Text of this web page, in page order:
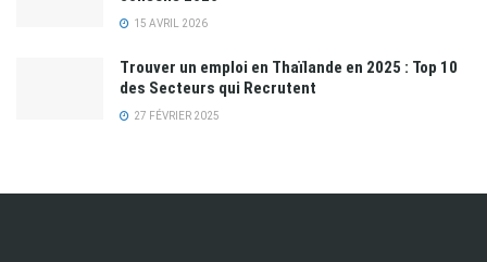
15 AVRIL 2026
Trouver un emploi en Thaïlande en 2025 : Top 10
des Secteurs qui Recrutent
27 FÉVRIER 2025